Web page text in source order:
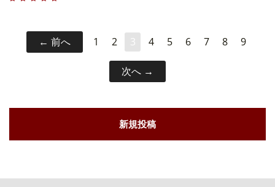
前へ 1 2 3 4 5 6 7 8 9
次へ
新規投稿